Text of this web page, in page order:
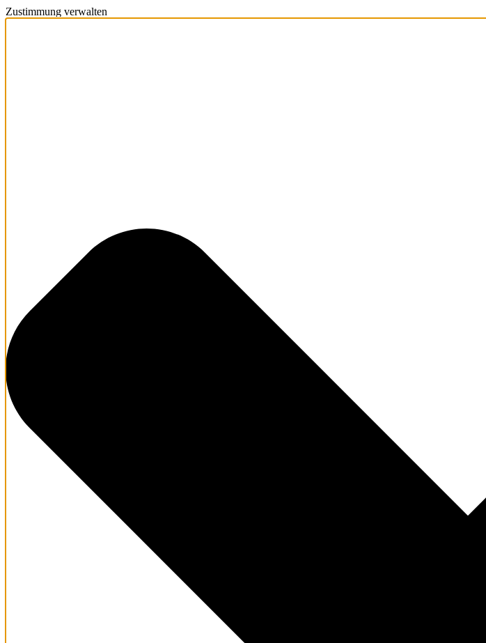
Zustimmung verwalten